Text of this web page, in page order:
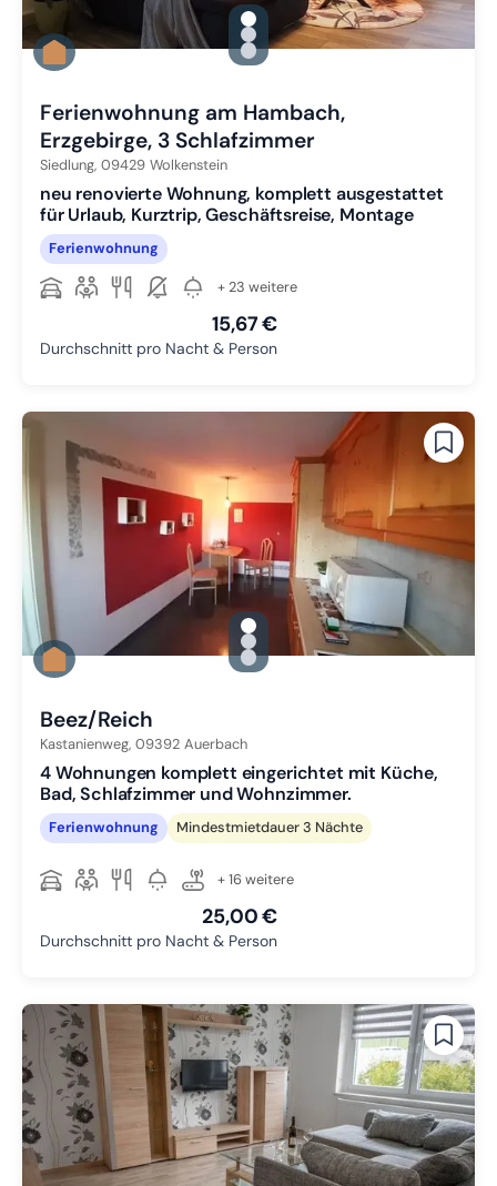
gallery.slide_selector
Zu Slide 1 wechseln
Zu Slide 2 wechseln
Zu Slide 3 wechseln
Ferienwohnung am Hambach,
Erzgebirge, 3 Schlafzimmer
Siedlung, 09429 Wolkenstein
neu renovierte Wohnung, komplett ausgestattet
für Urlaub, Kurztrip, Geschäftsreise, Montage
Ferienwohnung
+ 23 weitere
15,67 €
Durchschnitt pro Nacht & Person
gallery.slide_selector
Zu Slide 1 wechseln
Zu Slide 2 wechseln
Zu Slide 3 wechseln
Beez/Reich
Kastanienweg, 09392 Auerbach
4 Wohnungen komplett eingerichtet mit Küche,
Bad, Schlafzimmer und Wohnzimmer.
Ferienwohnung Mindestmietdauer 3 Nächte
+ 16 weitere
25,00 €
Durchschnitt pro Nacht & Person